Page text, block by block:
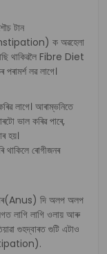
টান
ক অৱহেলা
থাকিৱলৈ Fibre Diet
লৱ লাগে।
লাগে। আৰাম্ভনিতে
ভাল কৰিৱ পাৰে,
হয়।
ৰোগীজনৰ
দি অলপ অলপ
লাগি লাগি ওলায় আৰু
গুহদ্বাৰত গুটি এটাও